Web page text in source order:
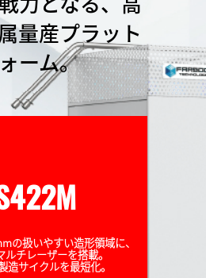
量産プラット
ーム。
扱いやすい造形領域に、
チレーザーを搭載。
造サイクルを最短化。